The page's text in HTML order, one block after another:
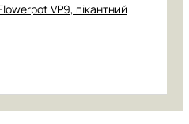
VP9, пікантний